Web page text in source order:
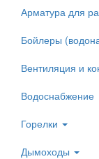
Арматура для
Бойлеры
Вентиляция и
Водоснабжение
Горелки
Дымоходы